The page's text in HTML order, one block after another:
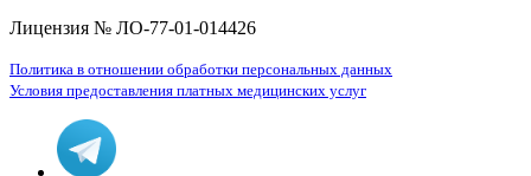
Лицензия № ЛО-77-01-014426
Политика в отношении обработки персональных данных
Условия предоставления платных медицинских услуг